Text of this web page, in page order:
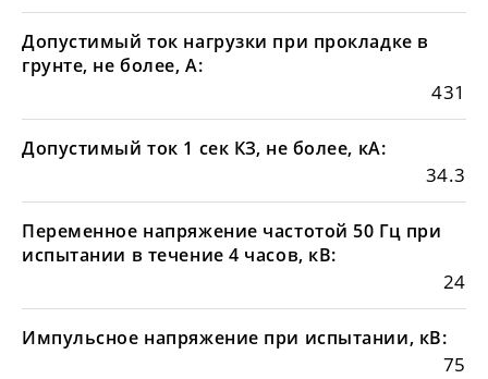
Допустимый ток нагрузки при прокладке в
грунте, не более, А:
431
Допустимый ток 1 сек КЗ, не более, кА:
34.3
Переменное напряжение частотой 50 Гц при
испытании в течение 4 часов, кВ:
24
Импульсное напряжение при испытании, кВ:
75